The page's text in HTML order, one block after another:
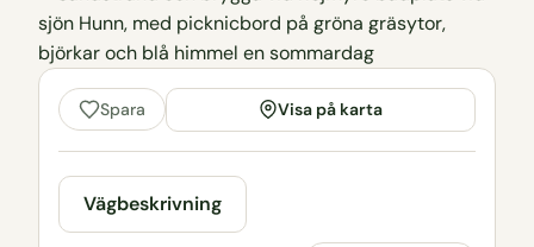
Spara Visa på karta
Vägbeskrivning